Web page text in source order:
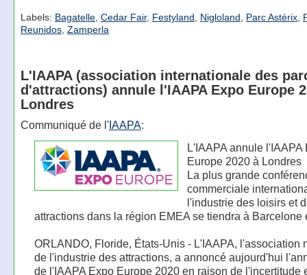
Labels: Bagatelle, Cedar Fair, Festyland Nigloland Parc Astérix,
Reunidos, Zamperla
L'IAAPA (association internationale des
d'attractions) annule l'IAAPA Expo Europe
Londres
Communiqué de l'IAAPA:
L'IAAPA annule l'IAAPA
Europe 2020 à Londres
La plus grande
commerciale
l'industrie des loisirs et
attractions dans la région EMEA se tiendra à Barcelone
ORLANDO, Floride, États-Unis - L'IAAPA, l'association
de l'industrie des attractions, a annoncé aujourd'hui
de l'IAAPA Expo Europe 2020 en raison de l'incertitude